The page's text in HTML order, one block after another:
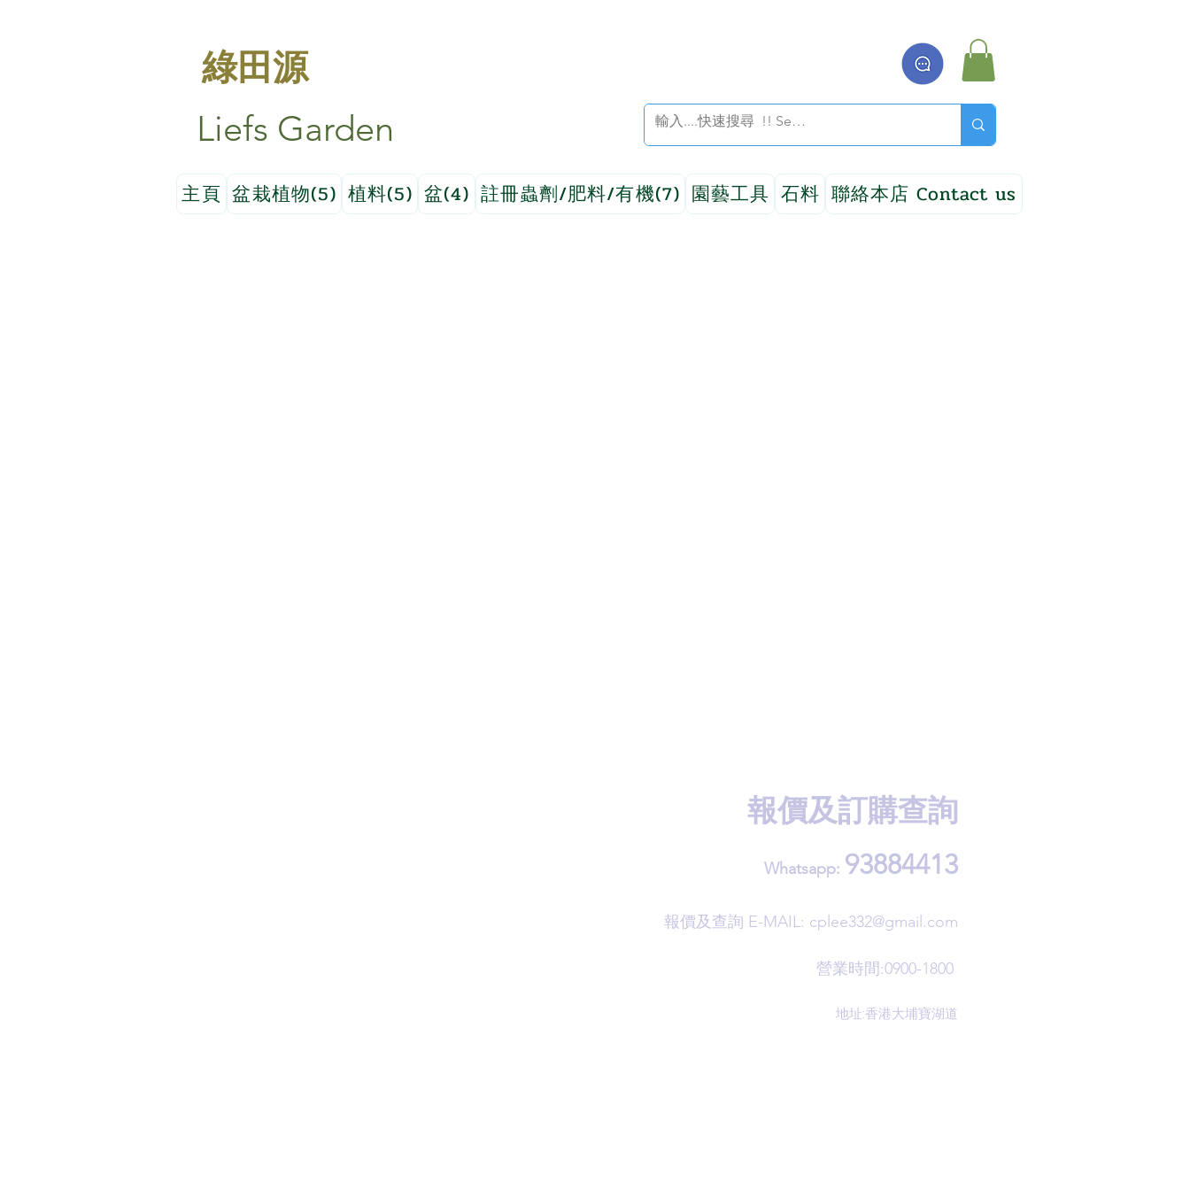
綠田源
Liefs Garden
主頁 盆栽植物(5) 植料(5) 盆(4) 註冊蟲劑/肥料/有機(7) 園藝工具 石料 聯絡本店 Contact us
報價及訂購查詢
Whatsapp: 93884413
​報價及查詢 E-MAIL: cplee332@gmail.com
營業時間:0900-1800
地址:香港大埔寶湖道